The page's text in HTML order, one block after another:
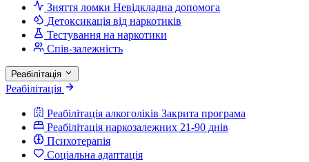
Зняття ломки Невідкладна допомога
Детоксикація від наркотиків
Тестування на наркотики
Спів-залежність
Реабілітація
Реабілітація
Реабілітація алкоголіків Закрита програма
Реабілітація наркозалежних 21-90 днів
Психотерапія
Соціальна адаптація